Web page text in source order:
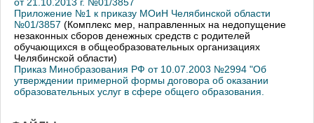
Приложение №1 к приказу МОиН Челябинской области
№01/3857 (Комплекс мер, направленных на недопущение
незаконных сборов денежных средств с родителей
обучающихся в общеобразовательных организациях
Челябинской области)
Приказ Минобразования РФ от 10.07.2003 №2994 "Об
утверждении примерной формы договора об оказании
образовательных услуг в сфере общего образования.